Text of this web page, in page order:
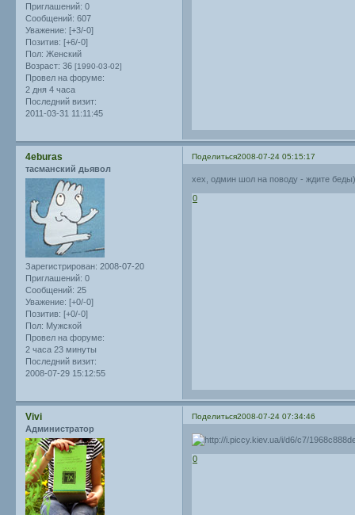
Приглашений: 0
Сообщений: 607
Уважение: [+3/-0]
Позитив: [+6/-0]
Пол: Женский
Возраст: 36 [1990-03-02]
Провел на форуме:
2 дня 4 часа
Последний визит:
2011-03-31 11:11:45
Поделиться2008-07-24 05:15:17
4eburas
тасманский дьявол
Зарегистрирован: 2008-07-20
Приглашений: 0
Сообщений: 25
Уважение: [+0/-0]
Позитив: [+0/-0]
Пол: Мужской
Провел на форуме:
2 часа 23 минуты
Последний визит:
2008-07-29 15:12:55
хех, одмин шол на поводу - ждите
0
Поделиться2008-07-24 07:34:46
Vivi
Администратор
0